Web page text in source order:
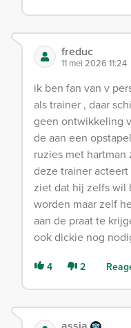
freduc
11 mei 2026 11:24
ik ben fan van v
als trainer , daar
geen ontwikkeling
de aan een
ruzies met
deze trainer
ziet dat hij zelfs wil
worden maar zelf
aan de praat te
ook dickie nog
4 2